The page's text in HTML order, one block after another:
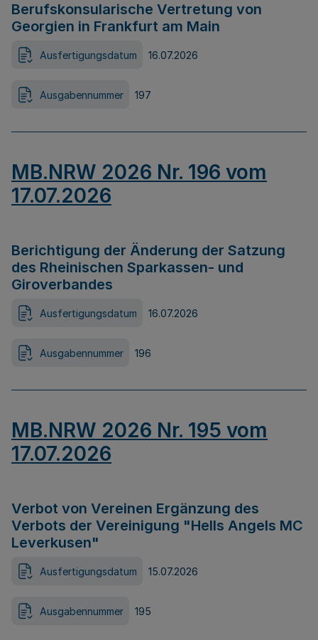
Berufskonsularische Vertretung von
Georgien in Frankfurt am Main
Ausfertigungsdatum 16.07.2026
Ausgabennummer 197
MB.NRW 2026 Nr. 196 vom
17.07.2026
Berichtigung der Änderung der Satzung
des Rheinischen Sparkassen- und
Giroverbandes
Ausfertigungsdatum 16.07.2026
Ausgabennummer 196
MB.NRW 2026 Nr. 195 vom
17.07.2026
Verbot von Vereinen Ergänzung des
Verbots der Vereinigung "Hells Angels MC
Leverkusen"
Ausfertigungsdatum 15.07.2026
Ausgabennummer 195